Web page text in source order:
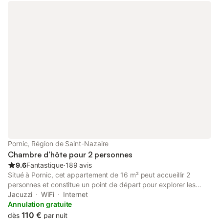
Pornic, Région de Saint-Nazaire
Chambre d’hôte pour 2 personnes
9.6Fantastique⋅189 avis
Situé à Pornic, cet appartement de 16 m² peut accueillir 2
personnes et constitue un point de départ pour explorer les
environs côtiers. Le logement est situé au rez-de-chaussée et
dispose d'une entrée privée, assurant un accès direct à l'espace
extérieur. L'intérieur comprend une chambre avec un lit king-
Jacuzzi WiFi
Internet
Annulation gratuite
dès 110 € par nuit